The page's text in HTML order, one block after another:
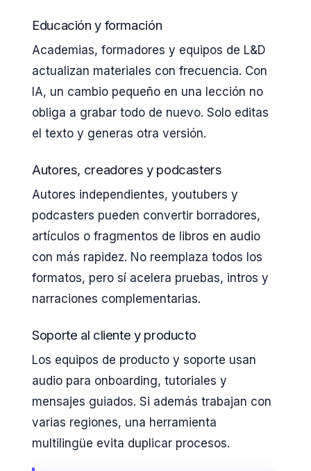
Educación y formación
Academias, formadores y equipos de L&D
actualizan materiales con frecuencia. Con
IA, un cambio pequeño en una lección no
obliga a grabar todo de nuevo. Solo editas
el texto y generas otra versión.
Autores, creadores y podcasters
Autores independientes, youtubers y
podcasters pueden convertir borradores,
artículos o fragmentos de libros en audio
con más rapidez. No reemplaza todos los
formatos, pero sí acelera pruebas, intros y
narraciones complementarias.
Soporte al cliente y producto
Los equipos de producto y soporte usan
audio para onboarding, tutoriales y
mensajes guiados. Si además trabajan con
varias regiones, una herramienta
multilingüe evita duplicar procesos.